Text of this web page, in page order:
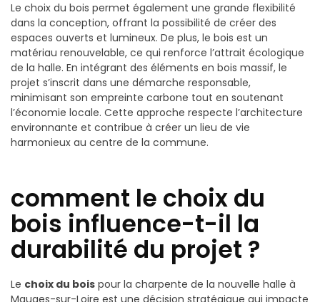
Le choix du bois permet également une grande flexibilité
dans la conception, offrant la possibilité de créer des
espaces ouverts et lumineux. De plus, le bois est un
matériau renouvelable, ce qui renforce l’attrait écologique
de la halle. En intégrant des éléments en bois massif, le
projet s’inscrit dans une démarche responsable,
minimisant son empreinte carbone tout en soutenant
l’économie locale. Cette approche respecte l’architecture
environnante et contribue à créer un lieu de vie
harmonieux au centre de la commune.
comment le choix du
bois influence-t-il la
durabilité du projet ?
Le choix du bois pour la charpente de la nouvelle halle à